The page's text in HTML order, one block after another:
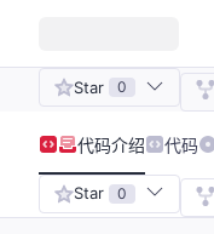
Star 0
代码介绍 代码
Star 0